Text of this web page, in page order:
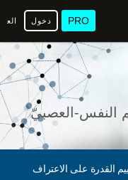
PRO دخول
النفس-العصبيّ
القدرة على الاعتراف